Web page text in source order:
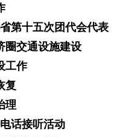
第十五次团代会代表
圈交通设施建设
工作
复
理
话接听活动